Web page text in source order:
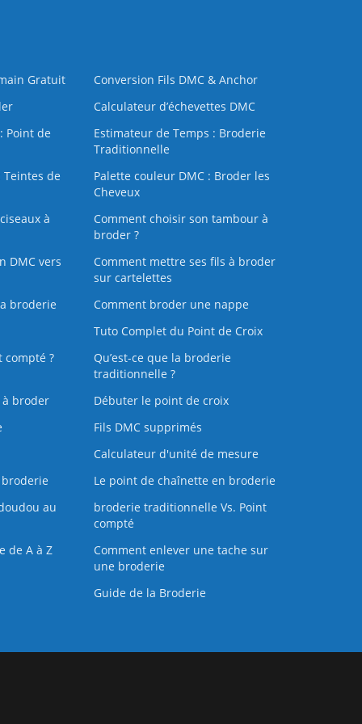
Gratuit
Conversion Fils DMC & Anchor
Calculateur d’échevettes DMC
Point de
Estimateur de Temps : Broderie
Traditionnelle
Teintes de
Palette couleur DMC : Broder les
Cheveux
à
Comment choisir son tambour à
broder ?
DMC vers
Comment mettre ses fils à broder
sur cartelettes
broderie
Comment broder une nappe
Tuto Complet du Point de Croix
compté ?
Qu’est-ce que la broderie
traditionnelle ?
broder
Débuter le point de croix
Fils DMC supprimés
Calculateur d'unité de mesure
Le point de chaînette en broderie
au
broderie traditionnelle Vs. Point
compté
de A à Z
Comment enlever une tache sur
une broderie
Guide de la Broderie